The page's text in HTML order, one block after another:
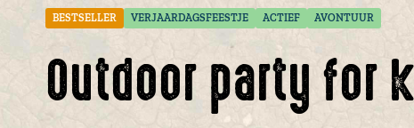
BESTSELLER VERJAARDAGSFEESTJE ACTIEF AVONTUUR
Outdoor party for